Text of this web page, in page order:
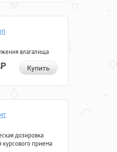
влагалища
Р Купить
дозировка
курсового приема